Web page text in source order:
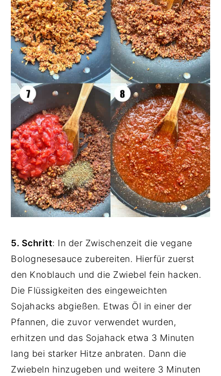
5. Schritt: In der Zwischenzeit die vegane
Bolognesesauce zubereiten. Hierfür zuerst
den Knoblauch und die Zwiebel fein hacken.
Die Flüssigkeiten des eingeweichten
Sojahacks abgießen. Etwas Öl in einer der
Pfannen, die zuvor verwendet wurden,
erhitzen und das Sojahack etwa 3 Minuten
lang bei starker Hitze anbraten. Dann die
Zwiebeln hinzugeben und weitere 3 Minuten